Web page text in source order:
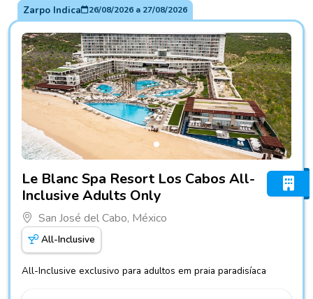
Zarpo Indica 26/08/2026a 27/08/2026
Fotos do hotel Le Blanc Spa Resort Los Cabos All-
Le Blanc Spa Resort Los Cabos All-
Inclusive Adults Only
San José del Cabo, México
All-Inclusive
All-Inclusive exclusivo para adultos em praia paradisíaca